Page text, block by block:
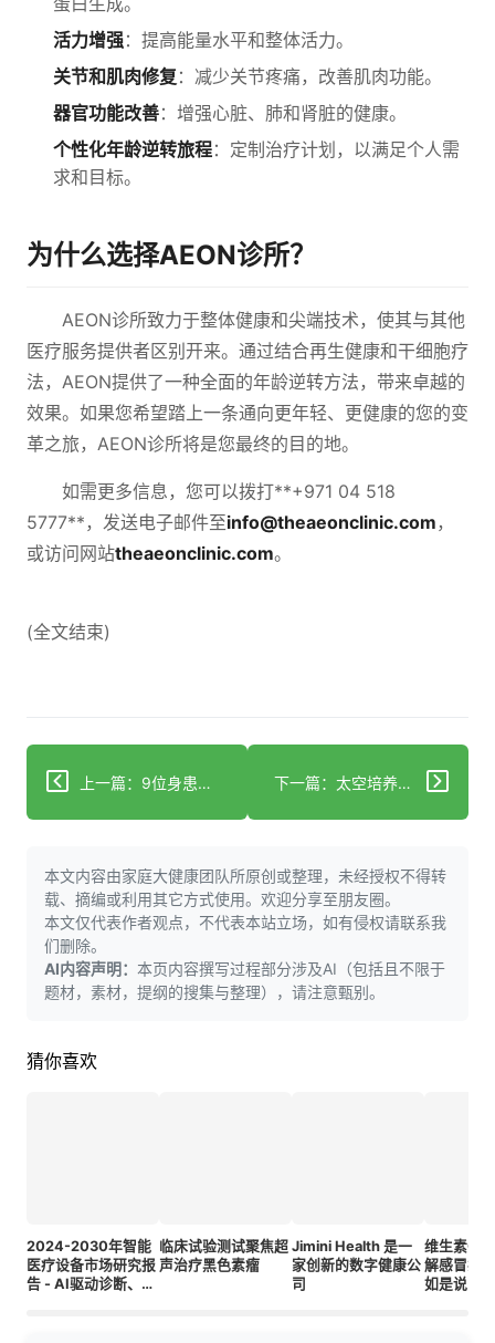
活力增强：提高能量水平和整体活力。
关节和肌肉修复 ：减少关节疼痛，改善肌肉功能。
器官功能改善：增强心脏、肺和肾脏的健康。
个性化年龄逆转旅程：定制治疗计划，以满足个人需
求和目标。
为什么选择AEON诊所？
AEON诊所致力于整体健康和尖端技术，使其与其他
医疗服务提供者区别开来。通过结合再生健康和干细胞疗
法，AEON提供了一种全面的年龄逆转方法，带来卓越的
效果。如果您希望踏上一条通向更年轻、更健康的您的变
革之旅，AEON诊所将是您最终的目的地。
如需更多信息，您可以拨打**+971 04 518
5777**，发送电子邮件至info@theaeonclinic.com ，
或访问网站theaeonclinic.com。
(全文结束)
上一篇：9位身患多发性硬化症的名人——以及他们对自身经历的分享 下一篇：太空培养的干细胞意外获得优势
本文内容由家庭大健康团队所原创或整理，未经授权不得转
载、摘编或利用其它方式使用。欢迎分享至朋友圈。
本文仅代表作者观点，不代表本站立场，如有侵权请联系我
们删除。
AI内容声明： 本页内容撰写过程部分涉及AI（包括且不限于
题材，素材，提纲的搜集与整理），请注意甄别。
猜你喜欢
2024-2030年智能
医疗设备市场研究报
告 - AI驱动诊断、自
临床试验测试聚焦超
声治疗黑色素瘤
Jimini Health 是一
家创新的数字健康公
司
维生素C
解感冒症
如是说